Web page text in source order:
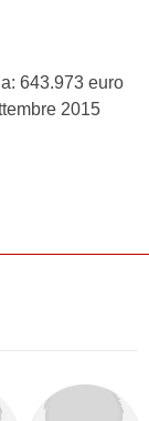
643.973 euro
2015